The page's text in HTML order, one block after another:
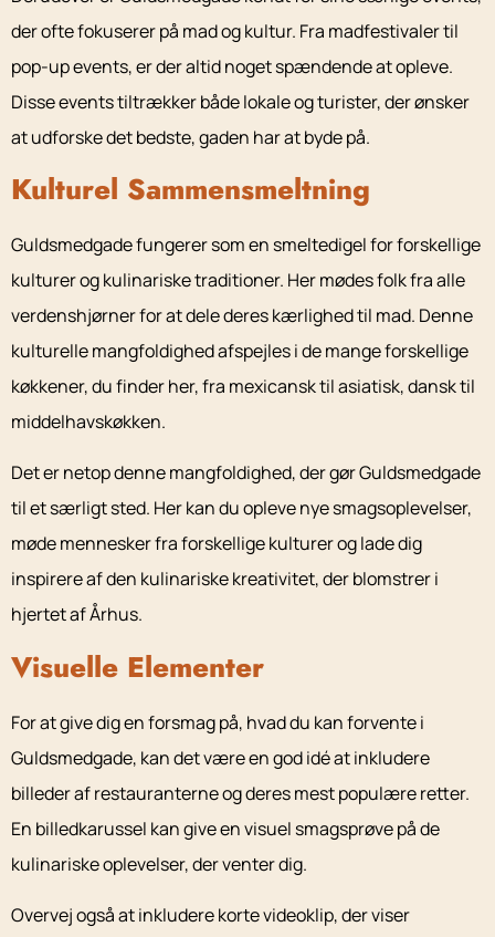
der ofte fokuserer på mad og kultur. Fra madfestivaler til
pop-up events, er der altid noget spændende at opleve.
Disse events tiltrækker både lokale og turister, der ønsker
at udforske det bedste, gaden har at byde på.
Kulturel Sammensmeltning
Guldsmedgade fungerer som en smeltedigel for forskellige
kulturer og kulinariske traditioner. Her mødes folk fra alle
verdenshjørner for at dele deres kærlighed til mad. Denne
kulturelle mangfoldighed afspejles i de mange forskellige
køkkener, du finder her, fra mexicansk til asiatisk, dansk til
middelhavskøkken.
Det er netop denne mangfoldighed, der gør Guldsmedgade
til et særligt sted. Her kan du opleve nye smagsoplevelser,
møde mennesker fra forskellige kulturer og lade dig
inspirere af den kulinariske kreativitet, der blomstrer i
hjertet af Århus.
Visuelle Elementer
For at give dig en forsmag på, hvad du kan forvente i
Guldsmedgade, kan det være en god idé at inkludere
billeder af restauranterne og deres mest populære retter.
En billedkarussel kan give en visuel smagsprøve på de
kulinariske oplevelser, der venter dig.
Overvej også at inkludere korte videoklip, der viser